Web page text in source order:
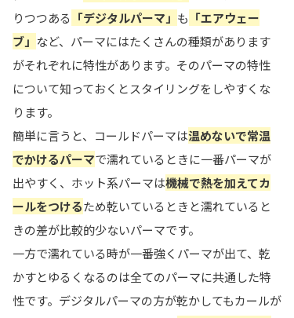
りつつある 「デジタルパーマ」 も 「エアウェー
ブ」 など、パーマにはたくさんの種類があります
がそれぞれに特性があります。そのパーマの特性
について知っておくとスタイリングをしやすくな
ります。
簡単に言うと、コールドパーマは温めないで常温
でかけるパーマで濡れているときに一番パーマが
出やすく、ホット系パーマは機械で熱を加えてカ
ールをつけるため乾いているときと濡れていると
きの差が比較的少ないパーマです。
一方で濡れている時が一番強くパーマが出て、乾
かすとゆるくなるのは全てのパーマに共通した特
性です。デジタルパーマの方が乾かしてもカールが